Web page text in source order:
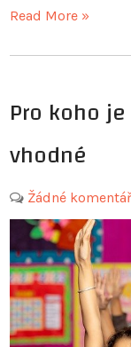
Read More »
Pro koho
vhodné
Žádné